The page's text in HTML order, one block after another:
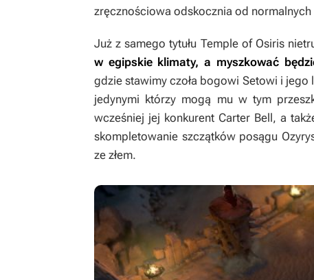
zręcznościowa odskocznia od normalnych
Już z samego tytułu Temple of Osiris
w egipskie klimaty, a myszkować
gdzie stawimy czoła bogowi Setowi i
jedynymi którzy mogą mu w tym
wcześniej jej konkurent Carter Bell, a
skompletowanie szczątków posągu
ze złem.